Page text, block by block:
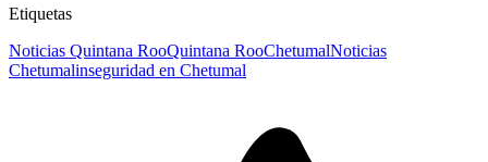
Etiquetas
Noticias Quintana RooQuintana RooChetumalNoticias
Chetumalinseguridad en Chetumal